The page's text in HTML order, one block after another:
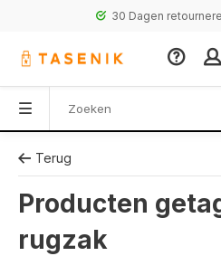
30 Dagen retourneren
Terug
Producten
rugzak